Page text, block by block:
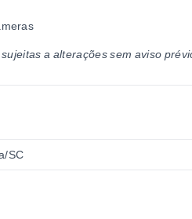
a alterações sem aviso
SC